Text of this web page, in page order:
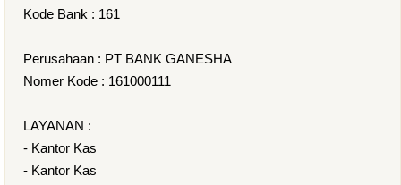
Kode Bank : 161
Perusahaan : PT BANK GANESHA
Nomer Kode : 161000111
LAYANAN :
- Kantor Kas
- Kantor Kas